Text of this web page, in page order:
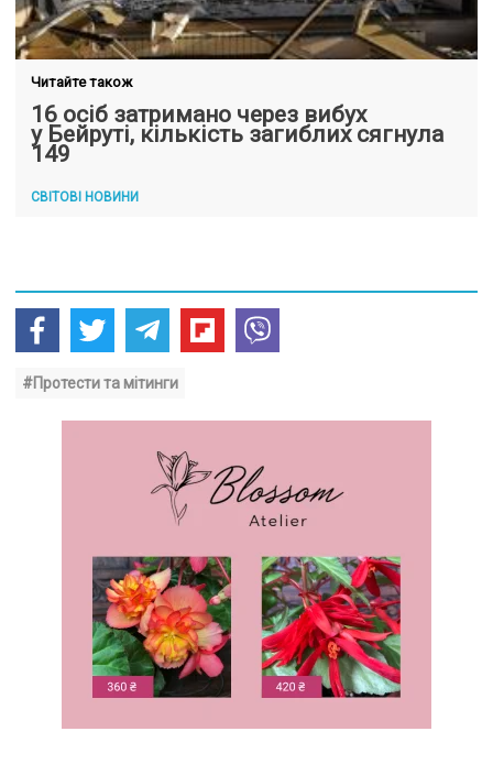
Читайте також
16 осіб затримано через вибух
у Бейруті, кількість загиблих сягнула
149
СВІТОВІ НОВИНИ
#Протести та мітинги